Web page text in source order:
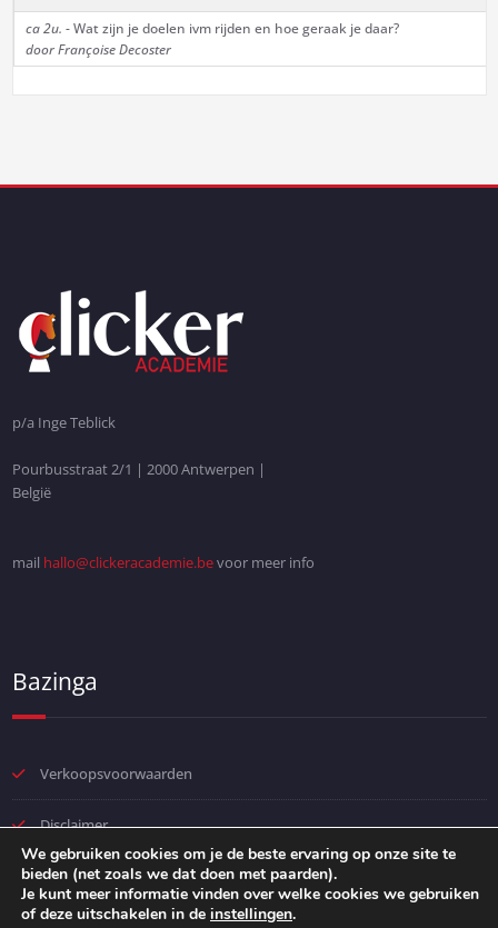
ca 2u. - Wat zijn je doelen ivm rijden en hoe geraak je daar?
door Françoise Decoster
p/a Inge Teblick
Pourbusstraat 2/1 | 2000 Antwerpen |
België
mail hallo@clickeracademie.bevoor meer info
Bazinga
Verkoopsvoorwaarden
Disclaimer
Privacybeleid
We gebruiken cookies om je de beste ervaring op onze site te
bieden (net zoals we dat doen met paarden).
Je kunt meer informatie vinden over welke cookies we gebruiken
of deze uitschakelen in de instellingen.